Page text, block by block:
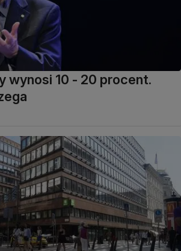
wynosi 10 - 20 procent.